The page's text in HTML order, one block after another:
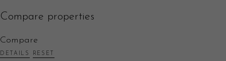
Compare properties
Compare
DETAILS RESET